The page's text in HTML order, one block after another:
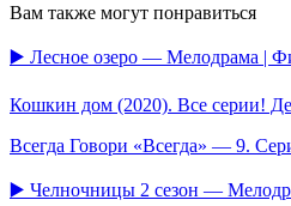
Вам также могут понравиться
▶️ Лесное озеро — Мелодрама |
Кошкин дом (2020). Все серии!
Всегда Говори «Всегда» — 9.
▶️ Челночницы 2 сезон —